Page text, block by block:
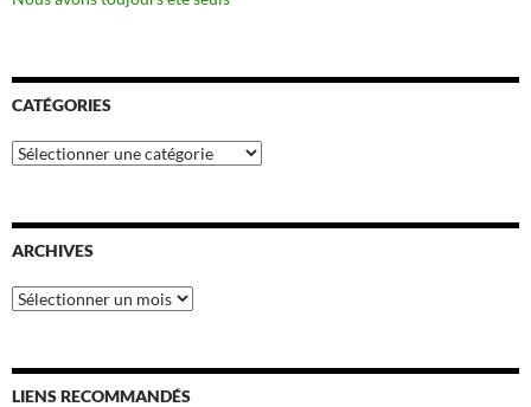
CATÉGORIES
Catégories
ARCHIVES
Archives
LIENS RECOMMANDÉS